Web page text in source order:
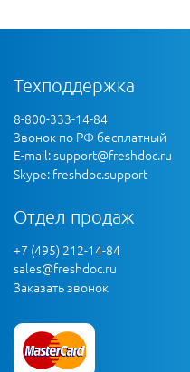
Техподдержка
8-800-333-14-84
Звонок по РФ бесплатный
E-mail:support@freshdoc.ru
Skype: freshdoc.support
Отдел продаж
+7 (495) 212-14-84
sales@freshdoc.ru
Заказать звонок